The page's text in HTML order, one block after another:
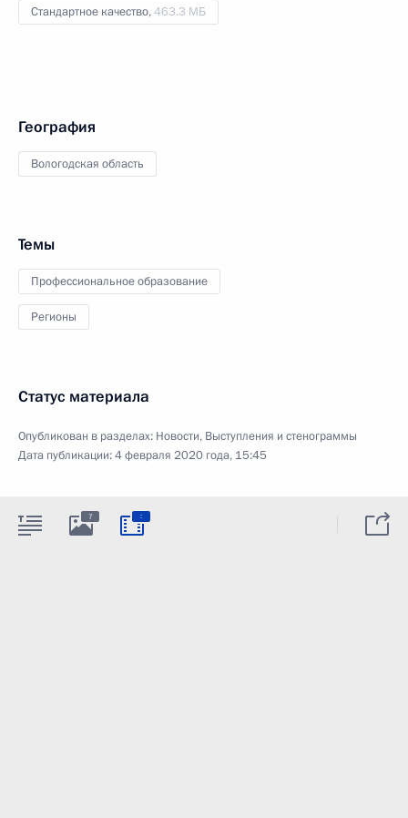
Стандартное качество,463.3 МБ
География
Вологодская область
Темы
Профессиональное образование
Регионы
Статус материала
Опубликован в разделах: Новости, Выступления и стенограммы
Дата публикации:4 февраля 2020 года, 15:45
7 :